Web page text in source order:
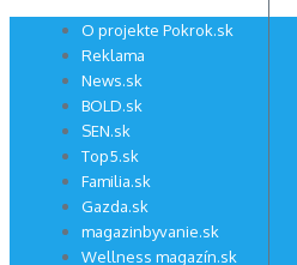
Preskočiť O projekte Pokrok.sk
Reklama
News.sk
BOLD.sk
SEN.sk
Top5.sk
Familia.sk
Gazda.sk
magazinbyvanie.sk
Wellness magazín.sk